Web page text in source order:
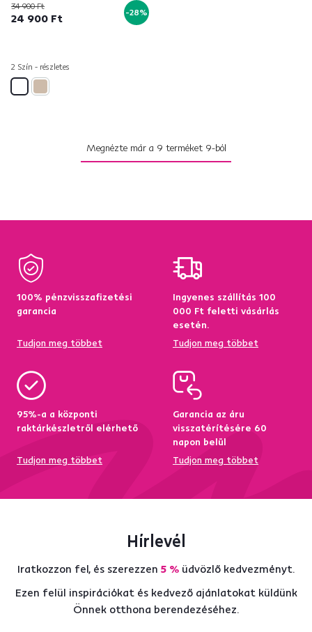
34 900 Ft
24 900 Ft -28%
2 Szín - részletes
Megnézte már a 9 terméket 9-ból
100% pénzvisszafizetési
garancia
Tudjon meg többet
Ingyenes szállítás 100
000 Ft feletti vásárlás
esetén.
Tudjon meg többet
95%-a a központi
raktárkészletről elérhető
Tudjon meg többet
Garancia az áru
visszatérítésére 60
napon belül
Tudjon meg többet
Hírlevél
Iratkozzon fel, és szerezzen 5 %üdvözlő kedvezményt.
Ezen felül inspirációkat és kedvező ajánlatokat küldünk
Önnek otthona berendezéséhez.